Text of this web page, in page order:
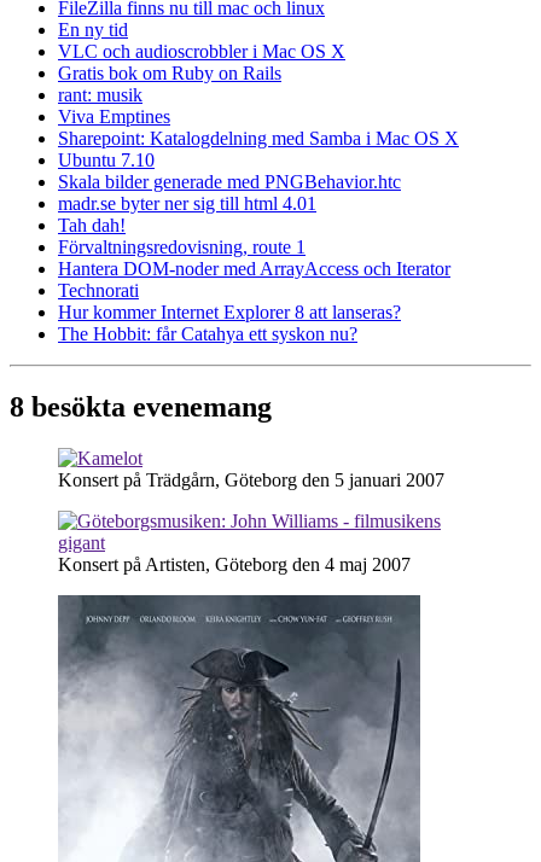
FileZilla finns nu till mac och linux
En ny tid
VLC och audioscrobbler i Mac OS X
Gratis bok om Ruby on Rails
rant: musik
Viva Emptines
Sharepoint: Katalogdelning med Samba i Mac OS X
Ubuntu 7.10
Skala bilder generade med PNGBehavior.htc
madr.se byter ner sig till html 4.01
Tah dah!
Förvaltningsredovisning, route 1
Hantera DOM-noder med ArrayAccess och Iterator
Technorati
Hur kommer Internet Explorer 8 att lanseras?
The Hobbit: får Catahya ett syskon nu?
8 besökta evenemang
Konsert på Trädgårn, Göteborg den 5 januari 2007
Konsert på Artisten, Göteborg den 4 maj 2007